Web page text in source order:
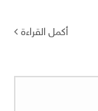
أكمل القراءة